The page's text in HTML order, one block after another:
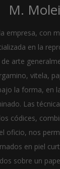
M.
empresa, con
en la
arte
vitela,
la forma, en
Las
códices,
oficio, nos
en piel
sobre un